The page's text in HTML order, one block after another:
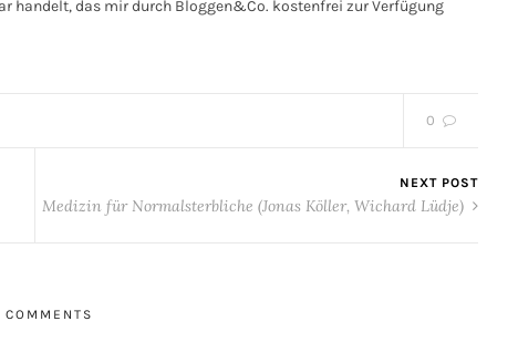
handelt, das mir durch Bloggen&Co. kostenfrei zur Verfügung
0
NEXT POST
Medizin für Normalsterbliche (Jonas Köller, Wichard Lüdje)
COMMENTS